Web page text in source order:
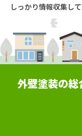
しっかり情報収集し
外壁塗装の